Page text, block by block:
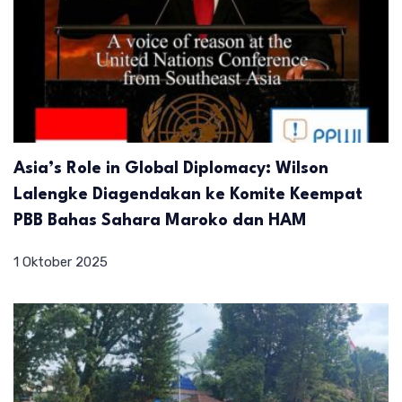
Asia’s Role in Global Diplomacy: Wilson
Lalengke Diagendakan ke Komite Keempat
PBB Bahas Sahara Maroko dan HAM
1 Oktober 2025